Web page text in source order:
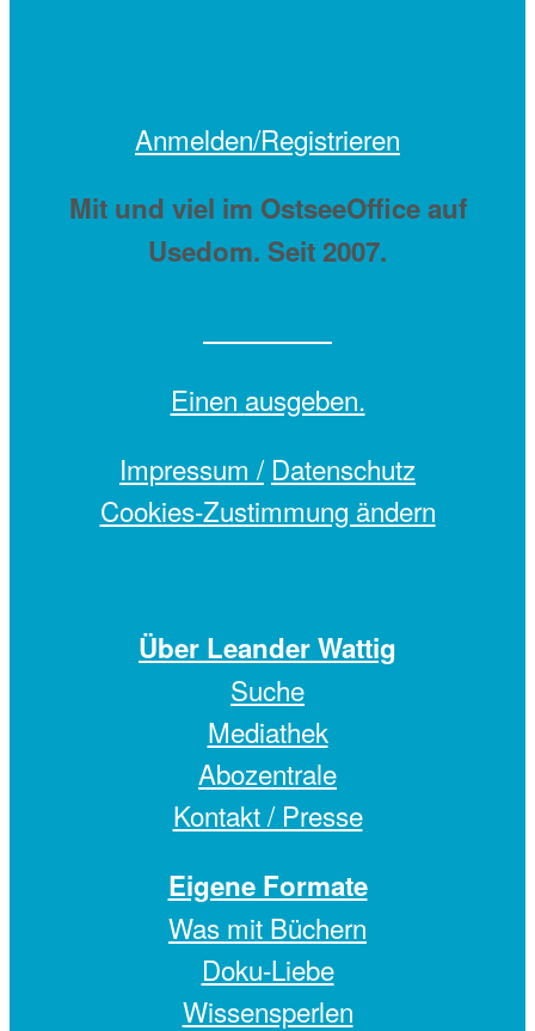
Anmelden/Registrieren
Mit und viel im OstseeOffice auf
Usedom. Seit 2007.
Einen ausgeben.
Impressum / Datenschutz
Cookies-Zustimmung ändern
Über Leander Wattig
Suche
Mediathek
Abozentrale
Kontakt / Presse
Eigene Formate
Was mit Büchern
Doku-Liebe
Wissensperlen